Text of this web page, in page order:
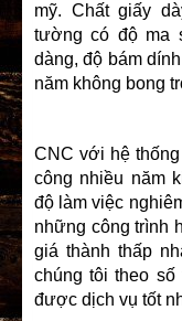
mỹ. Chất giấy
tường có độ ma
dàng, độ bám
năm không bong
CNC với hệ
công nhiều năm
độ làm việc
những công trình
giá thành thấp
chúng tôi theo
được dịch vụ tốt